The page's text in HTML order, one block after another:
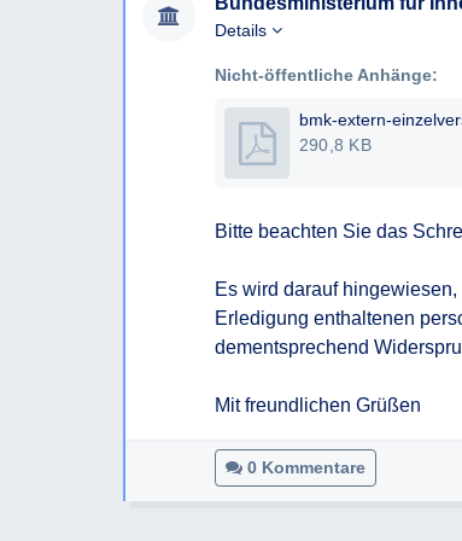
Details
Nicht-öffentliche Anhänge:
bmk-extern-
290,8 KB
Bitte beachten Sie das
Es wird darauf
Erledigung enthaltenen
dementsprechend
Mit freundlichen Grüßen
0 Kommentare